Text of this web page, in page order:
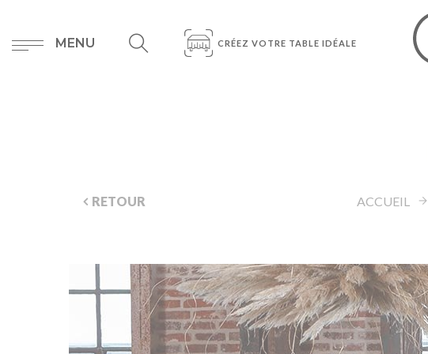
MENU CRÉEZ VOTRE TABLE IDÉALE
RETOUR ACCUEIL